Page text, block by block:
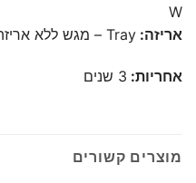
W
אריזה: Tray – מגש ללא אריזה
אחריות: 3 שנים
מוצרים קשורים